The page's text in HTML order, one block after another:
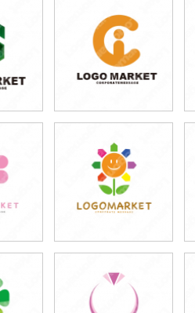
)
39,800円
(税込43,780円)
)
39,800円
(税込43,780円)
)
39,800円
(税込43,780円)